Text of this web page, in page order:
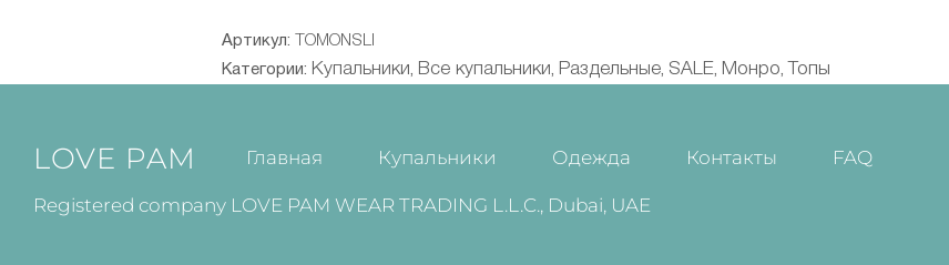
Артикул:
TOMONSLI
Категории: Купальники Все купальники Раздельные SALE Монро Топы
LOVE PAM Главная Купальники Одежда Контакты FAQ
Registered company LOVE PAM WEAR TRADING L.L.C., Dubai, UAE